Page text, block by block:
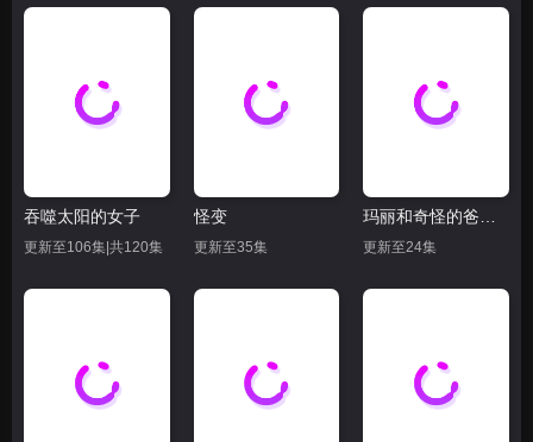
吞噬太阳的女子
更新至106集|共120集
怪变
更新至35集 更新至24集